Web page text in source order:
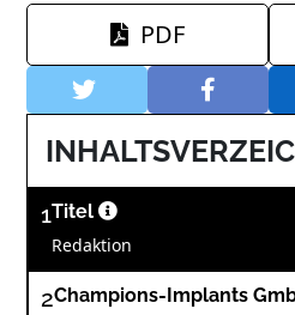
PDF
1Titel
Redaktion
2Champions-Implants